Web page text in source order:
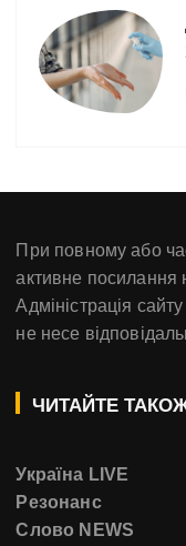
При повному або
активне посилання
Адміністрація
не несе
ЧИТАЙТЕ
Україна LIVE
Резонанс
Слово NEWS